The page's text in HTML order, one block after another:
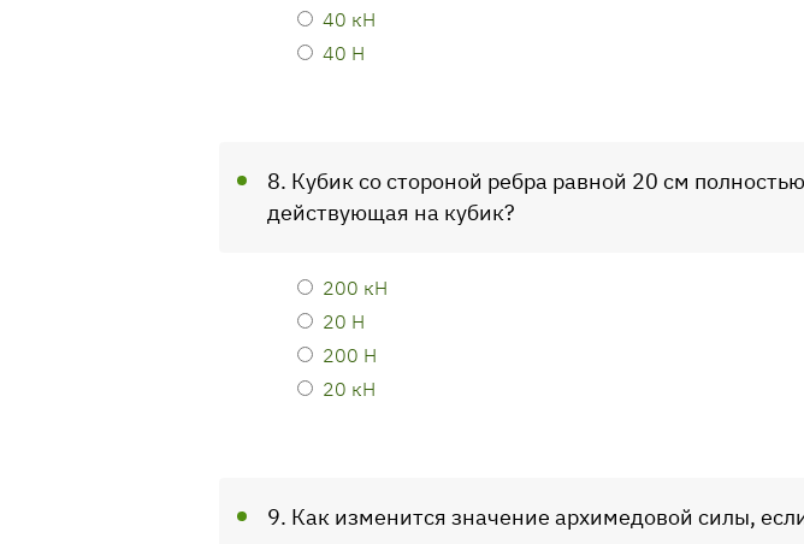
40 кН
40 Н
8. Кубик со стороной ребра равной 20 см
действующая на кубик?
200 кН
20 Н
200 Н
20 кН
9. Как изменится значение архимедовой силы,